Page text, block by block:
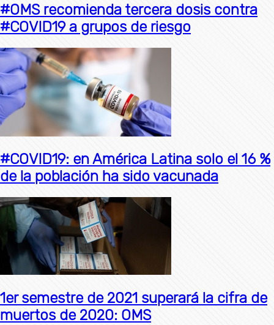
#OMS recomienda tercera dosis contra
#COVID19 a grupos de riesgo
#COVID19: en América Latina solo el 16 %
de la población ha sido vacunada
1er semestre de 2021 superará la cifra de
muertos de 2020: OMS